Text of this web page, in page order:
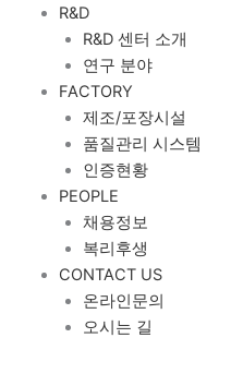
R&D
R&D 센터 소개
연구 분야
FACTORY
제조/포장시설
품질관리 시스템
인증현황
PEOPLE
채용정보
복리후생
CONTACT US
온라인문의
오시는 길